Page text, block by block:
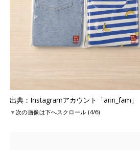
出典：Instagramアカウント「ariri_fam」
▼次の画像は下へスクロール (4/6)